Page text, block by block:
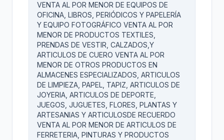
VENTA AL POR MENOR DE EQUIPOS DE
OFICINA, LIBROS, PERIÓDICOS Y PAPELERÍA
Y EQUIPO FOTOGRÁFICO VENTA AL POR
MENOR DE PRODUCTOS TEXTILES,
PRENDAS DE VESTIR, CALZADOS,Y
ARTICULOS DE CUERO VENTA AL POR
MENOR DE OTROS PRODUCTOS EN
ALMACENES ESPECIALIZADOS, ARTICULOS
DE LIMPIEZA, PAPEL, TAPIZ, ARTICULOS DE
JOYERIA, ARTICULOS DE DEPORTE,
JUEGOS, JUGUETES, FLORES, PLANTAS Y
ARTESANIAS Y ARTICULOSDE RECUERDO
VENTA AL POR MENOR DE ARTICULOS DE
FERRETERIA, PINTURAS Y PRODUCTOS